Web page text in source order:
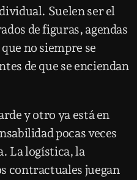
Suelen ser el
de figuras, agendas
no siempre se
de que se enciendan
y otro ya está en
pocas veces
La logística, la
contractuales juegan